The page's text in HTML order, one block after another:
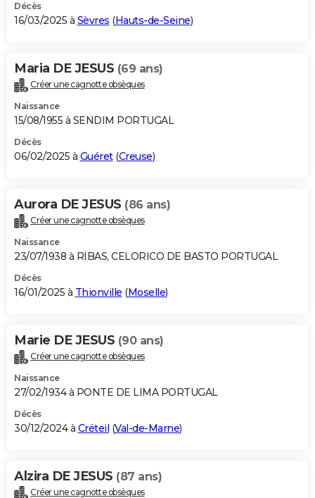
Décès
16/03/2025 à Sèvres (Hauts-de-Seine)
Maria DE JESUS (69 ans)
Créer une cagnotte obsèques
Naissance
15/08/1955 à SENDIM PORTUGAL
Décès
06/02/2025 à Guéret(Creuse)
Aurora DE JESUS (86 ans)
Créer une cagnotte obsèques
Naissance
23/07/1938 à RIBAS, CELORICO DE BASTO PORTUGAL
Décès
16/01/2025 à Thionville (Moselle)
Marie DE JESUS (90 ans)
Créer une cagnotte obsèques
Naissance
27/02/1934 à PONTE DE LIMA PORTUGAL
Décès
30/12/2024 à Créteil (Val-de-Marne)
Alzira DE JESUS (87 ans)
Créer une cagnotte obsèques